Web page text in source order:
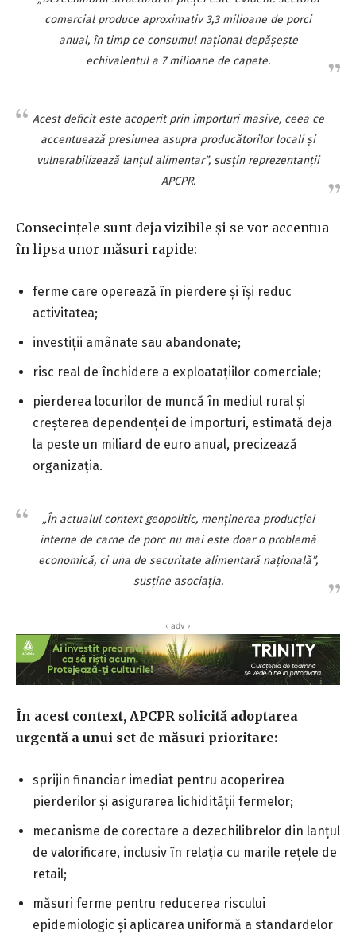
comercial produce aproximativ 3,3 milioane de porci
anual, în timp ce consumul naţional depăşeşte
echivalentul a 7 milioane de capete.
Acest deficit este acoperit prin importuri masive, ceea ce
accentuează presiunea asupra producătorilor locali şi
vulnerabilizează lanţul alimentar”, susţin reprezentanţii
APCPR.
Consecinţele sunt deja vizibile şi se vor accentua
în lipsa unor măsuri rapide:
ferme care operează în pierdere şi îşi reduc
activitatea;
investiţii amânate sau abandonate;
risc real de închidere a exploataţiilor comerciale;
pierderea locurilor de muncă în mediul rural şi
creşterea dependenţei de importuri, estimată deja
la peste un miliard de euro anual, precizează
organizaţia.
„În actualul context geopolitic, menţinerea producţiei
interne de carne de porc nu mai este doar o problemă
economică, ci una de securitate alimentară naţională”,
susţine asociaţia.
‹ adv ›
În acest context, APCPR solicită adoptarea
urgentă a unui set de măsuri prioritare:
sprijin financiar imediat pentru acoperirea
pierderilor şi asigurarea lichidităţii fermelor;
mecanisme de corectare a dezechilibrelor din lanţul
de valorificare, inclusiv în relaţia cu marile reţele de
retail;
măsuri ferme pentru reducerea riscului
epidemiologic şi aplicarea uniformă a standardelor